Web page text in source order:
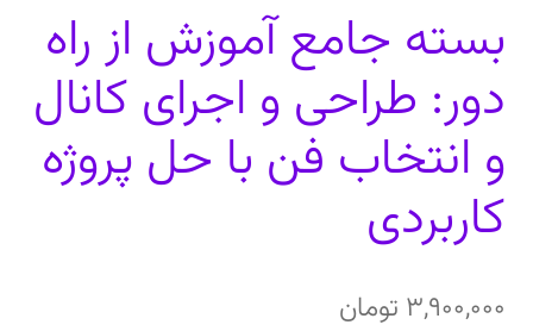
بسته جامع آموزش از راه
دور: طراحی و اجرای کانال
و انتخاب فن با حل پروژه
کاربردی
3,900,000 تومان